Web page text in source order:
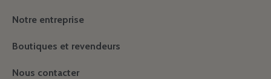
Notre entreprise
Boutiques et revendeurs
Nous contacter